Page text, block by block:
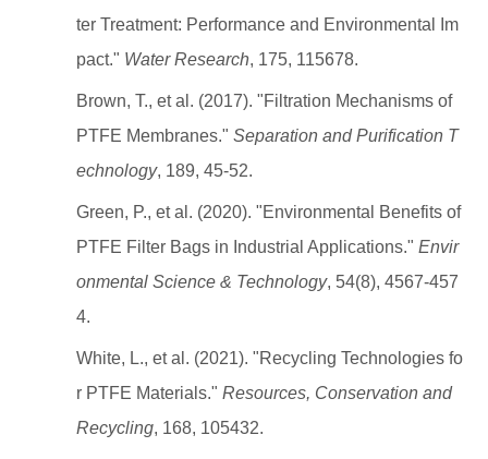
ter Treatment: Performance and Environmental Im
pact." Water Research, 175, 115678.
Brown, T., et al. (2017). "Filtration Mechanisms of
PTFE Membranes." Separation and Purification T
echnology, 189, 45-52.
Green, P., et al. (2020). "Environmental Benefits of
PTFE Filter Bags in Industrial Applications." Envir
onmental Science & Technology, 54(8), 4567-457
4.
White, L., et al. (2021). "Recycling Technologies fo
r PTFE Materials." Resources, Conservation and
Recycling, 168, 105432.